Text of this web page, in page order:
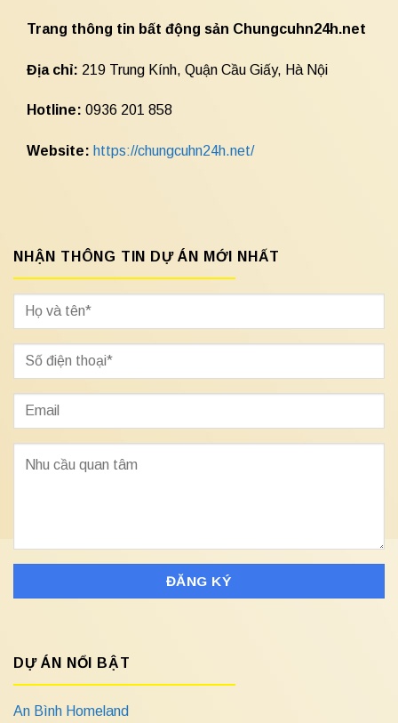
Trang thông tin bất động sản Chungcuhn24h.net
Địa chỉ: 219 Trung Kính, Quận Cầu Giấy, Hà Nội
Hotline: 0936 201 858
Website: https://chungcuhn24h.net/
NHẬN THÔNG TIN DỰ ÁN MỚI NHẤT
DỰ ÁN NỔI BẬT
An Bình Homeland